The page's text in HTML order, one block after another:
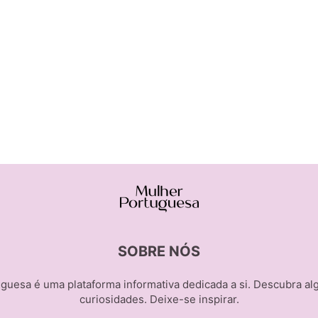
SOBRE NÓS
é uma plataforma informativa dedicada a si. Descubra
curiosidades. Deixe-se inspirar.